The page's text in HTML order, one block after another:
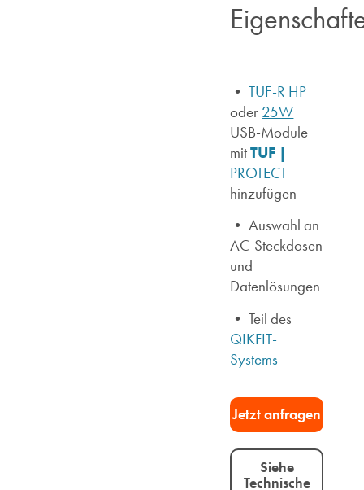
•TUF-R HP
oder 25W
USB-Module
mitTUF |
PROTECT
hinzufügen
• Auswahl an
AC-Steckdosen
und
Datenlösungen
• Teil des
QIKFIT-
Systems
Jetzt anfragen​
Siehe
Technische